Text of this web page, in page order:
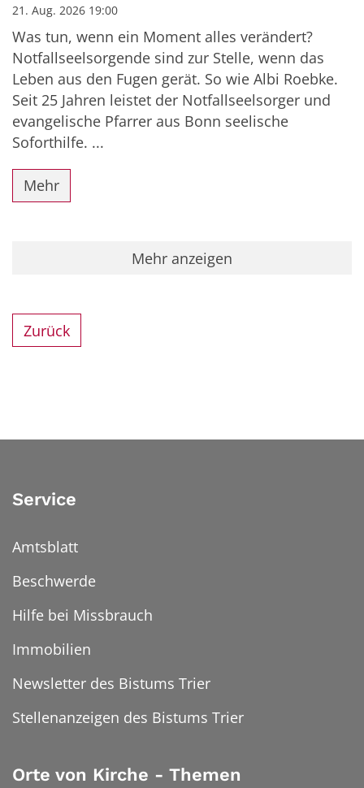
21. Aug. 2026 19:00
Was tun, wenn ein Moment alles verändert?
Notfallseelsorgende sind zur Stelle, wenn das
Leben aus den Fugen gerät. So wie Albi Roebke.
Seit 25 Jahren leistet der Notfallseelsorger und
evangelische Pfarrer aus Bonn seelische
Soforthilfe. ...
Mehr
Mehr anzeigen
Zurück
Service
Amtsblatt
Beschwerde
Hilfe bei Missbrauch
Immobilien
Newsletter des Bistums Trier
Stellenanzeigen des Bistums Trier
Orte von Kirche - Themen